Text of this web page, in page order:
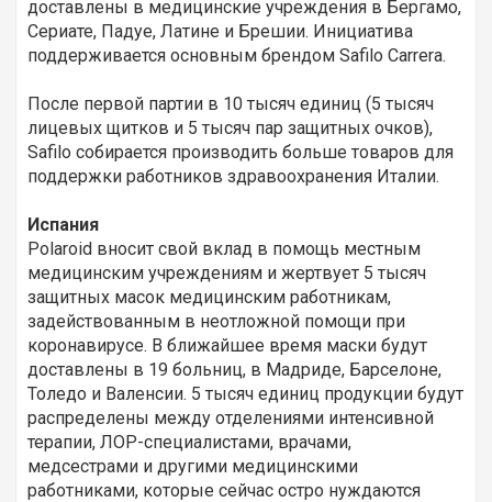
доставлены в медицинские учреждения в Бергамо,
Сериате, Падуе, Латине и Брешии. Инициатива
поддерживается основным брендом Safilo Carrera.
После первой партии в 10 тысяч единиц (5 тысяч
лицевых щитков и 5 тысяч пар защитных очков),
Safilo собирается производить больше товаров для
поддержки работников здравоохранения Италии.
Испания
Polaroid вносит свой вклад в помощь местным
медицинским учреждениям и жертвует 5 тысяч
защитных масок медицинским работникам,
задействованным в неотложной помощи при
коронавирусе. В ближайшее время маски будут
доставлены в 19 больниц, в Мадриде, Барселоне,
Толедо и Валенсии. 5 тысяч единиц продукции будут
распределены между отделениями интенсивной
терапии, ЛОР-специалистами, врачами,
медсестрами и другими медицинскими
работниками, которые сейчас остро нуждаются